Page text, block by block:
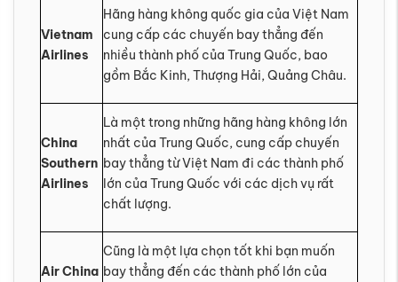
Vietnam
Airlines
Hãng hàng không quốc gia của Việt Nam
cung cấp các chuyến bay thẳng đến
nhiều thành phố của Trung Quốc, bao
gồm Bắc Kinh, Thượng Hải, Quảng Châu.
China
Southern
Airlines
Là một trong những hãng hàng không lớn
nhất của Trung Quốc, cung cấp chuyến
bay thẳng từ Việt Nam đi các thành phố
lớn của Trung Quốc với các dịch vụ rất
chất lượng.
Air China
Cũng là một lựa chọn tốt khi bạn muốn
bay thẳng đến các thành phố lớn của